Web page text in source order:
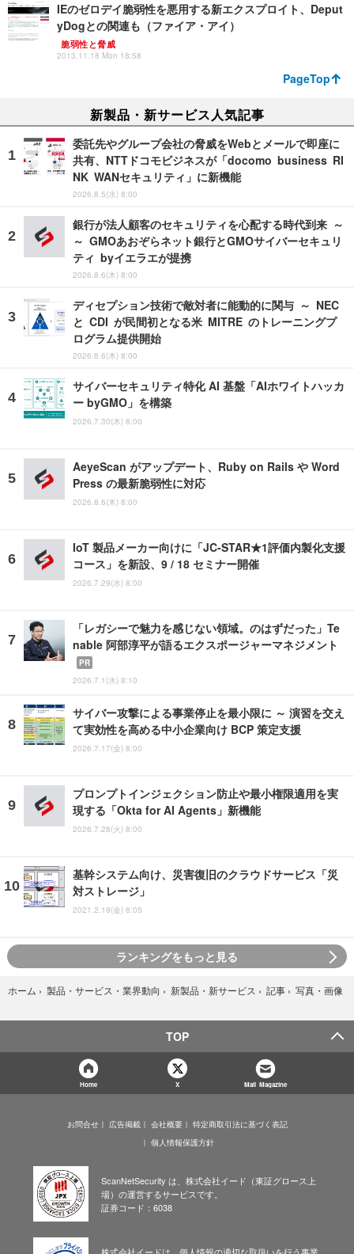
IEのゼロデイ脆弱性を悪用する新エクスプロイト、Deput
yDogとの関連も（ファイア・アイ）
脆弱性と脅威
2013.11.18 Mon 18:58
PageTop
新製品・新サービス人気記事
委託先やグループ会社の脅威をWebとメールで即座に
共有、NTTドコモビジネスが「docomo business RI
NK WANセキュリティ」に新機能
2026.8.5(水) 8:00
銀行が法人顧客のセキュリティを心配する時代到来 ～
～ GMOあおぞらネット銀行とGMOサイバーセキュリ
ティ byイエラエが提携
2026.8.6(木) 8:00
ディセプション技術で敵対者に能動的に関与 ～ NEC
と CDI が民間初となる米 MITRE のトレーニングプ
ログラム提供開始
2026.8.6(木) 8:00
サイバーセキュリティ特化 AI 基盤「AIホワイトハッカ
ー byGMO」を構築
2026.7.30(木) 8:00
AeyeScan がアップデート、Ruby on Rails や Word
Press の最新脆弱性に対応
2026.8.6(木) 8:00
IoT 製品メーカー向けに「JC-STAR★1評価内製化支援
コース」を新設、9 / 18 セミナー開催
2026.7.29(水) 8:00
「レガシーで魅力を感じない領域。のはずだった」Te
nable 阿部淳平が語るエクスポージャーマネジメント
PR
2026.7.1(水) 8:10
サイバー攻撃による事業停止を最小限に ～ 演習を交え
て実効性を高める中小企業向け BCP 策定支援
2026.7.17(金) 8:00
プロンプトインジェクション防止や最小権限適用を実
現する「Okta for AI Agents」新機能
2026.7.28(火) 8:00
基幹システム向け、災害復旧のクラウドサービス「災
対ストレージ」
2021.2.19(金) 8:05
ランキングをもっと見る
ホーム › 製品・サービス・業界動向 › 新製品・新サービス › 記事 › 写真・画像
TOP
Home X Mail Magazine
お問合せ 広告掲載 会社概要
特定商取引法に基づく表記
個人情報保護方針
ScanNetSecurity は、株式会社イード（東証グロース上
場）の運営するサービスです。
証券コード：6038
株式会社イードは、個人情報の適切な取扱いを行う事業